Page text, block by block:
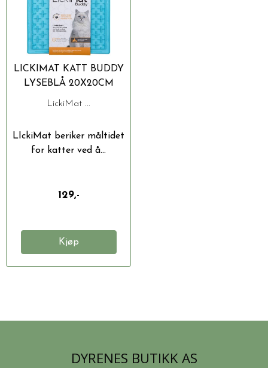
LICKIMAT KATT BUDDY
LYSEBLÅ 20X20CM
LickiMat ...
LIckiMat beriker måltidet
for katter ved å...
129,-
Kjøp
DYRENES BUTIKK AS